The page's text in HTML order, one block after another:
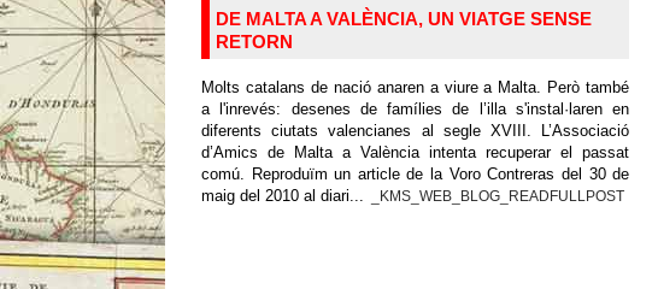
DE MALTA A VALÈNCIA, UN VIATGE SENSE
RETORN
Molts catalans de nació anaren a viure a Malta. Però també
a l'inrevés: desenes de famílies de l’illa s'instal·laren en
diferents ciutats valencianes al segle XVIII. L’Associació
d’Amics de Malta a València intenta recuperar el passat
comú. Reproduïm un article de la Voro Contreras del 30 de
maig del 2010 al diari...
_KMS_WEB_BLOG_READFULLPOST